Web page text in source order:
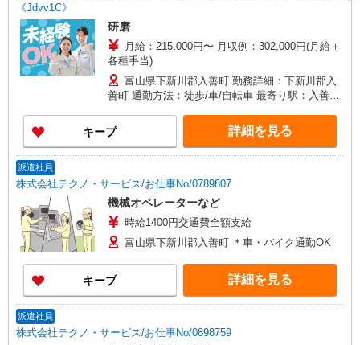
《Jdvv1C》
研磨
月給：215,000円〜 月収例：302,000円(月給＋
各種手当)
富山県下新川郡入善町 勤務詳細：下新川郡入
善町 通勤方法：徒歩/車/自転車 最寄り駅：入善駅
キープ 詳細を見る
派遣社員
株式会社テクノ・サービス/お仕事No/0789807
機械オペレーターなど
時給1400円交通費全額支給
富山県下新川郡入善町 ＊車・バイク通勤OK
キープ 詳細を見る
派遣社員
株式会社テクノ・サービス/お仕事No/0898759